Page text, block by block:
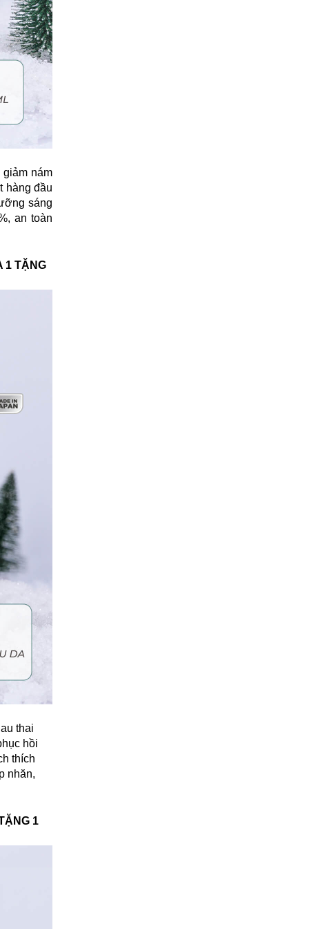
giảm nám
hàng đầu
sáng
an toàn
1 TẶNG
thai
hồi
thích
nhăn,
1